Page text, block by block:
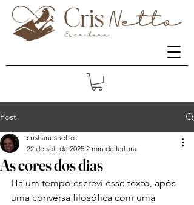
Post
As cores dos dias
cristianesnetto
22 de set. de 2025 2 min de leitura
Há um tempo escrevi esse texto, após
uma conversa filosófica com uma